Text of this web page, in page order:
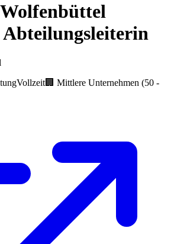
Abteilungsleiterin
Vollzeit🏢 Mittlere Unternehmen (50 -